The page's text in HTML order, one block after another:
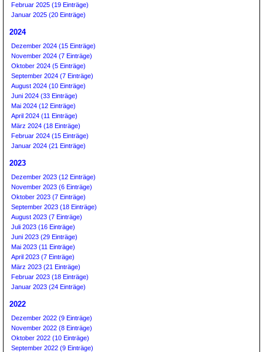
Februar 2025 (19 Einträge)
Januar 2025 (20 Einträge)
2024
Dezember 2024 (15 Einträge)
November 2024 (7 Einträge)
Oktober 2024 (5 Einträge)
September 2024 (7 Einträge)
August 2024 (10 Einträge)
Juni 2024 (33 Einträge)
Mai 2024 (12 Einträge)
April 2024 (11 Einträge)
März 2024 (18 Einträge)
Februar 2024 (15 Einträge)
Januar 2024 (21 Einträge)
2023
Dezember 2023 (12 Einträge)
November 2023 (6 Einträge)
Oktober 2023 (7 Einträge)
September 2023 (18 Einträge)
August 2023 (7 Einträge)
Juli 2023 (16 Einträge)
Juni 2023 (29 Einträge)
Mai 2023 (11 Einträge)
April 2023 (7 Einträge)
März 2023 (21 Einträge)
Februar 2023 (18 Einträge)
Januar 2023 (24 Einträge)
2022
Dezember 2022 (9 Einträge)
November 2022 (8 Einträge)
Oktober 2022 (10 Einträge)
September 2022 (9 Einträge)